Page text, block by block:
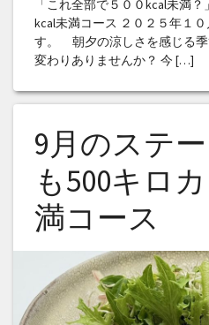
「これ全部で５００kcal未満
kcal未満コース ２０２５年１
す。 朝夕の涼しさを感じる季
変わりありませんか？ 今 […]
9月のステ
も500キロ
満コース